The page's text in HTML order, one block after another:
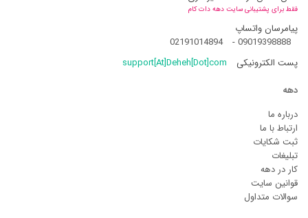
فقط برای پشتیبانی سایت دهه دات کام
پیامرسان واتساپ
09019398888
-
02191014894
پست الکترونیکی
support[At]Deheh[Dot]com
دهه
درباره ما
ارتباط با ما
ثبت شکایات
تبلیغات
کار در دهه
قوانین سایت
سوالات متداول